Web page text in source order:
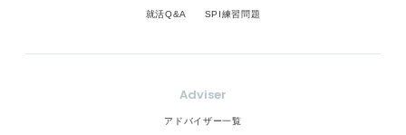
就活Q&A SPI練習問題
Adviser
アドバイザー一覧